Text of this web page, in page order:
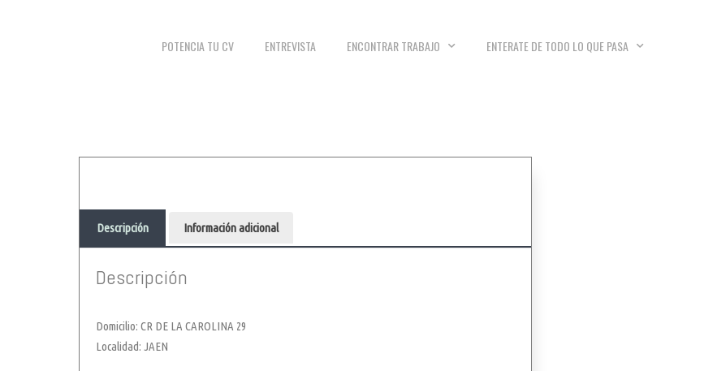
POTENCIA TU CV ENTREVISTA ENCONTRAR TRABAJO ENTERATE DE TODO LO QUE PASA
Descripción Información adicional
Descripción
Domicilio: CR DE LA CAROLINA 29
Localidad: JAEN